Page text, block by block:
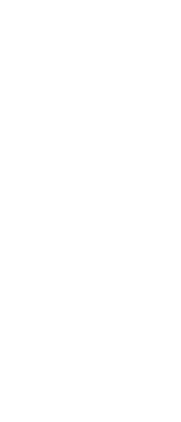
France
pas n’en